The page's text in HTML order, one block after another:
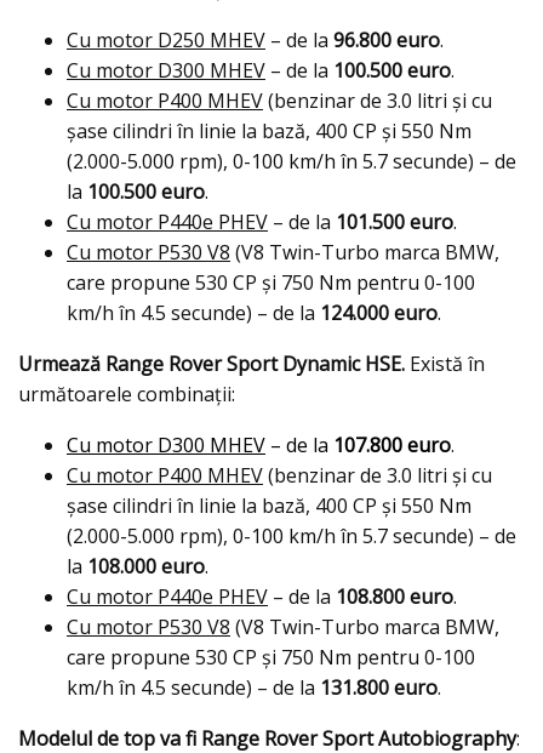
Cu motor D250 MHEV – de la 96.800 euro.
Cu motor D300 MHEV – de la 100.500 euro.
Cu motor P400 MHEV(benzinar de 3.0 litri şi cu
şase cilindri în linie la bază, 400 CP şi 550 Nm
(2.000-5.000 rpm), 0-100 km/h în 5.7 secunde) – de
la 100.500 euro.
Cu motor P440e PHEV – de la 101.500 euro.
Cu motor P530 V8 (V8 Twin-Turbo marca BMW,
care propune 530 CP şi 750 Nm pentru 0-100
km/h în 4.5 secunde) – de la 124.000 euro.
Urmează Range Rover Sport Dynamic HSE. Există în
următoarele combinaţii:
Cu motor D300 MHEV – de la 107.800 euro.
Cu motor P400 MHEV(benzinar de 3.0 litri şi cu
şase cilindri în linie la bază, 400 CP şi 550 Nm
(2.000-5.000 rpm), 0-100 km/h în 5.7 secunde) – de
la 108.000 euro.
Cu motor P440e PHEV – de la 108.800 euro.
Cu motor P530 V8 (V8 Twin-Turbo marca BMW,
care propune 530 CP şi 750 Nm pentru 0-100
km/h în 4.5 secunde) – de la 131.800 euro.
Modelul de top va fi Range Rover Sport Autobiography: